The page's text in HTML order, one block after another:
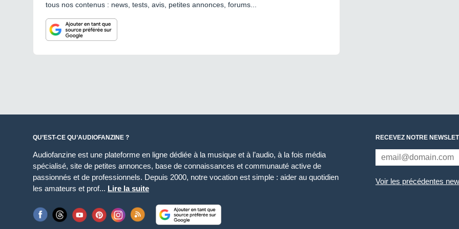
tous nos contenus : news, tests, avis, petites annonces, forums...
QU’EST-CE QU’AUDIOFANZINE ?
Audiofanzine est une plateforme en ligne dédiée à la musique et à l’audio, à la fois média
spécialisé, site de petites annonces, base de connaissances et communauté active de
passionnés et de professionnels. Depuis 2000, notre vocation est simple : aider au quotidien
les amateurs et prof... Lire la suite
RECEVEZ NOTRE
Voir les précédentes